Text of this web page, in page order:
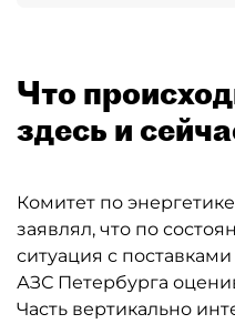
Что
здесь и
Комитет по
заявлял, что по
ситуация с
АЗС Петербурга
Часть вертикально